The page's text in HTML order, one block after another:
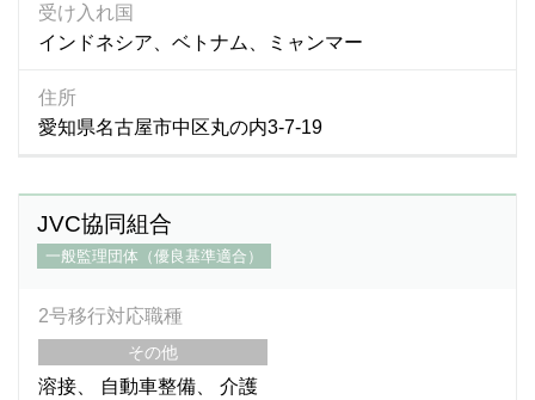
受け入れ国
インドネシア、ベトナム、ミャンマー
住所
愛知県名古屋市中区丸の内3-7-19
JVC協同組合
一般監理団体（優良基準適合）
2号移行対応職種
その他
溶接 自動車整備 介護